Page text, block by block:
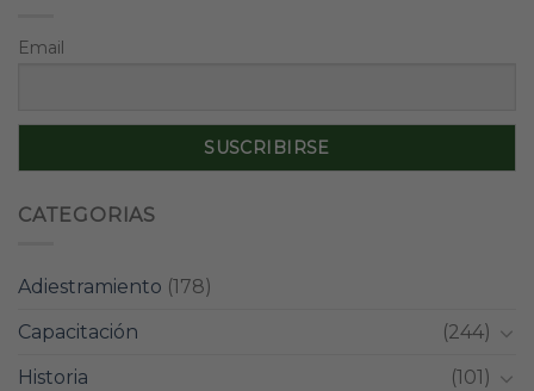
Email
CATEGORIAS
Adiestramiento (178)
Capacitación
(244)
Historia
(101)